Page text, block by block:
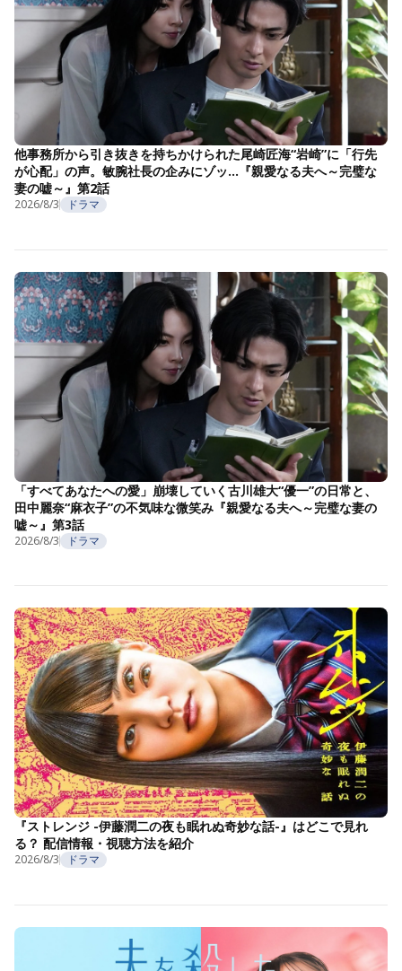
他事務所から引き抜きを持ちかけられた尾崎匠海“岩崎”に「行先
が心配」の声。敏腕社長の企みにゾッ…『親愛なる夫へ～完璧な
妻の嘘～』第2話
2026/8/3 ドラマ
「すべてあなたへの愛」崩壊していく古川雄大“優一”の日常と、
田中麗奈“麻衣子”の不気味な微笑み『親愛なる夫へ～完璧な妻の
嘘～』第3話
2026/8/3 ドラマ
『ストレンジ -伊藤潤二の夜も眠れぬ奇妙な話-』はどこで見れ
る？ 配信情報・視聴方法を紹介
2026/8/3 ドラマ